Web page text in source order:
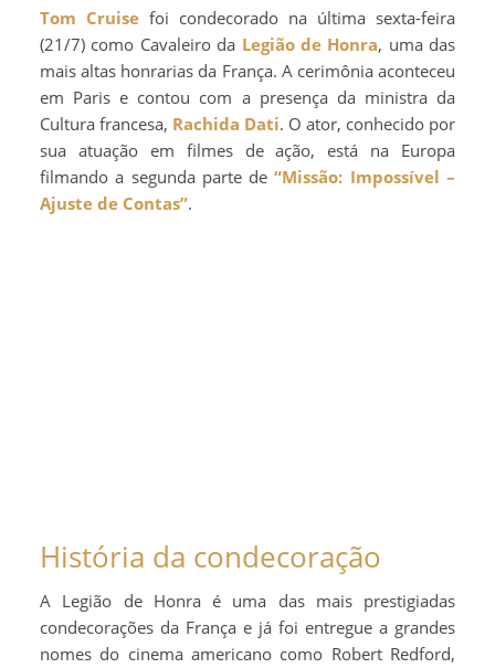
Tom Cruise foi condecorado na última sexta-feira
(21/7) como Cavaleiro da Legião de Honra, uma das
mais altas honrarias da França. A cerimônia aconteceu
em Paris e contou com a presença da ministra da
Cultura francesa, Rachida Dati. O ator, conhecido por
sua atuação em filmes de ação, está na Europa
filmando a segunda parte de“Missão: Impossível –
Ajuste de Contas”.
História da condecoração
A Legião de Honra é uma das mais prestigiadas
condecorações da França e já foi entregue a grandes
nomes do cinema americano como Robert Redford,